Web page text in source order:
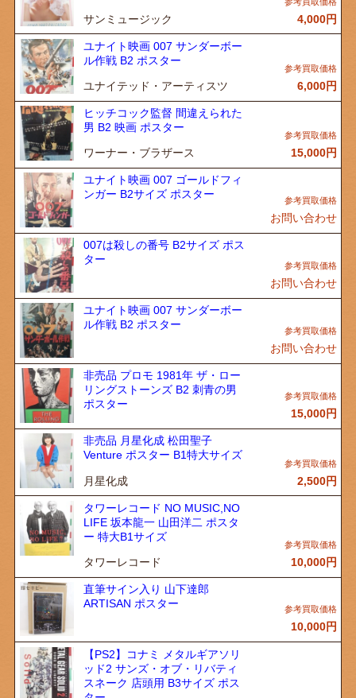
サンミュージック 4,000円
ユナイト映画 007 サンダーボー
ル作戦 B2 ポスター
ユナイテッド・アーティスツ 6,000円
ヒッチコック監督 間違えられた
男 B2 映画 ポスター
ワーナー・ブラザース 15,000円
ユナイト映画 007 ゴールドフィ
ンガー B2サイズ ポスター
お問い合わせ
007は殺しの番号 B2サイズ ポス
ター
お問い合わせ
ユナイト映画 007 サンダーボー
ル作戦 B2 ポスター
お問い合わせ
非売品 プロモ 1981年 ザ・ロー
リングストーンズ B2 刺青の男
ポスター
15,000円
非売品 月星化成 松田聖子
Venture ポスター B1特大サイズ
月星化成 2,500円
タワーレコード NO MUSIC,NO
LIFE 坂本龍一 山田洋二 ポスタ
ー 特大B1サイズ
タワーレコード 10,000円
直筆サイン入り 山下達郎
ARTISAN ポスター
10,000円
【PS2】コナミ メタルギアソリ
ッド2 サンズ・オブ・リバティ
スネーク 店頭用 B3サイズ ポス